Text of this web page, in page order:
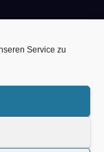
Service zu
Maschinen